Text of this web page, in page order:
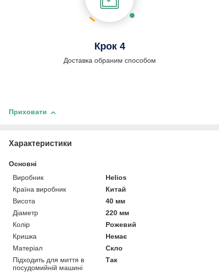
Крок 4
Доставка обраним способом
Приховати
Характеристики
Основні
Виробник
Helios
Країна виробник
Китай
Висота
40 мм
Діаметр
220 мм
Колір
Рожевий
Кришка
Немає
Матеріал
Скло
Підходить для миття в
посудомийній машині
Так